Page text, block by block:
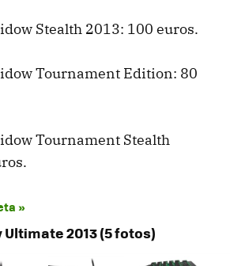
Stealth 2013: 100 euros.
Tournament Edition: 80
Tournament Stealth
»
2013 (5 fotos)